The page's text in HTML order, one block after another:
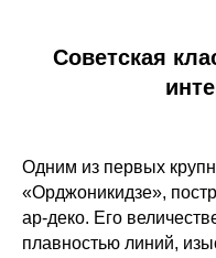
Советская
Одним из первых
«Орджоникидзе»,
ар-деко. Его
плавностью линий,